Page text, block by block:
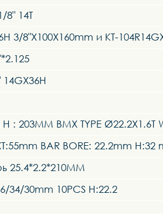
8" 14T
3/8"X100X160mm и KT-
: 203MM BMX TYPE Ø22.2X1.6T
BAR BORE: 22.2mm H:32
25.4*2.2*210MM
34/30mm 10PCS H:22.2